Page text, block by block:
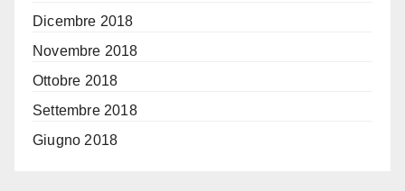
Dicembre 2018
Novembre 2018
Ottobre 2018
Settembre 2018
Giugno 2018